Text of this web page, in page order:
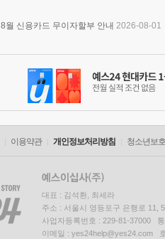
8월 신용카드 무이자할부 안내 2026-08-01
이용약관 개인정보처리방침 청소년보
대표 : 김석환, 최세라
주소 : 서울시 영등포구 은행로 11,
사업자등록번호 : 229-81-37000
이메일 : yes24help@yes24.com